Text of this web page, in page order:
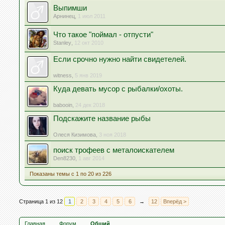
Выпимши
Арнинец 1 июл 2011
Что такое "поймал - отпусти"
Stanley 12 окт 2010
Если срочно нужно найти свидетелей.
witness 5 янв 2019
Куда девать мусор с рыбалки/охоты.
babooin 24 дек 2018
Подскажите название рыбы
Олеся Кизимова 3 ноя 2018
поиск трофеев с металоискателем
Den8230 1 авг 2014
Показаны темы с 1 по 20 из 226
Страница 1 из 12 1 2 3 4 5 6 → 12 Вперёд >
Главная Форум Общий